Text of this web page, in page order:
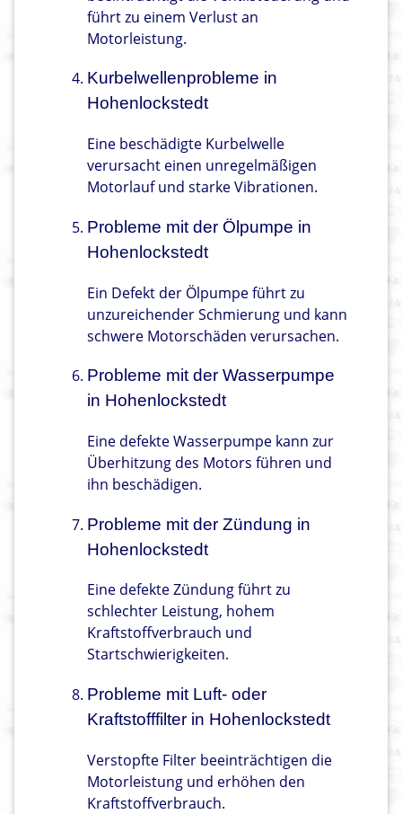
führt zu einem Verlust an
Motorleistung.
Kurbelwellenprobleme in
Hohenlockstedt
Eine beschädigte Kurbelwelle
verursacht einen unregelmäßigen
Motorlauf und starke Vibrationen.
Probleme mit der Ölpumpe in
Hohenlockstedt
Ein Defekt der Ölpumpe führt zu
unzureichender Schmierung und kann
schwere Motorschäden verursachen.
Probleme mit der Wasserpumpe
in Hohenlockstedt
Eine defekte Wasserpumpe kann zur
Überhitzung des Motors führen und
ihn beschädigen.
Probleme mit der Zündung in
Hohenlockstedt
Eine defekte Zündung führt zu
schlechter Leistung, hohem
Kraftstoffverbrauch und
Startschwierigkeiten.
Probleme mit Luft- oder
Kraftstofffilter in Hohenlockstedt
Verstopfte Filter beeinträchtigen die
Motorleistung und erhöhen den
Kraftstoffverbrauch.